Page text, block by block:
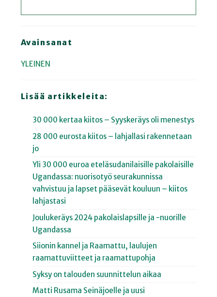
Avainsanat
YLEINEN
Lisää artikkeleita:
30 000 kertaa kiitos – Syyskeräys oli menestys
28 000 eurosta kiitos – lahjallasi rakennetaan
jo
Yli 30 000 euroa eteläsudanilaisille pakolaisille
Ugandassa: nuorisotyö seurakunnissa
vahvistuu ja lapset pääsevät kouluun – kiitos
lahjastasi
Joulukeräys 2024 pakolaislapsille ja -nuorille
Ugandassa
Siionin kannel ja Raamattu, laulujen
raamattuviitteet ja raamattupohja
Syksy on talouden suunnittelun aikaa
Matti Rusama Seinäjoelle ja uusi